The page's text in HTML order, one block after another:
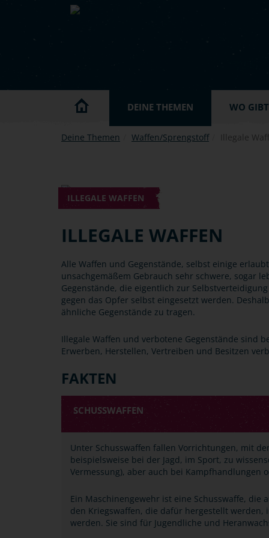
Skip to main content
DEINE THEMEN WO
Deine Themen Waffen/Sprengstoff Illegale
ILLEGALE WAFFEN
ILLEGALE WAFFEN
Alle Waffen und Gegenstände, selbst einige
unsachgemäßem Gebrauch sehr schwere, sogar
Gegenstände, die eigentlich zur
gegen das Opfer selbst eingesetzt werden.
ähnliche Gegenstände zu tragen.
Illegale Waffen und verbotene Gegenstände sind
Erwerben, Herstellen, Vertreiben und Besitzen
FAKTEN
SCHUSSWAFFEN
Unter Schusswaffen fallen Vorrichtungen, mit
beispielsweise bei der Jagd, im Sport, zu
Vermessung), aber auch bei Kampfhandlungen
Ein Maschinengewehr ist eine Schusswaffe, die
den Kriegswaffen, die dafür hergestellt
werden. Sie sind für Jugendliche und